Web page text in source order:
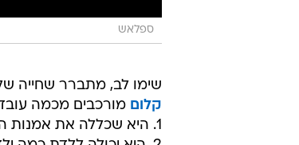
ספלאש
שימו לב, מתברר שחייה
קלום מורכבים מכמה
1. היא שכללה את אמנות הצעידה על מסלול הדוגמנות לרמה של אמנות מודרנית.